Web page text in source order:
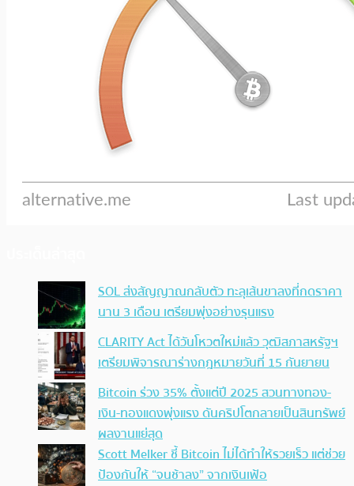
SOL ส่งสัญญาณกลับตัว ทะลุเส้นขาลงที่กดราคา
นาน 3 เดือน เตรียมพุ่งอย่างรุนแรง
CLARITY Act ได้วันโหวตใหม่แล้ว วุฒิสภาสหรัฐฯ
เตรียมพิจารณาร่างกฎหมายวันที่ 15 กันยายน
Bitcoin ร่วง 35% ตั้งแต่ปี 2025 สวนทางทอง-
เงิน-ทองแดงพุ่งแรง ดันคริปโตกลายเป็นสินทรัพย์
ผลงานแย่สุด
Scott Melker ชี้ Bitcoin ไม่ได้ทำให้รวยเร็ว แต่ช่วย
ป้องกันให้ “จนช้าลง” จากเงินเฟ้อ